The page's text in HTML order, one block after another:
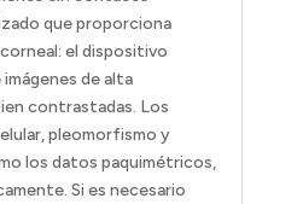
que proporciona
el dispositivo
de alta
contrastadas. Los
pleomorfismo y
los datos paquimétricos,
Si es necesario